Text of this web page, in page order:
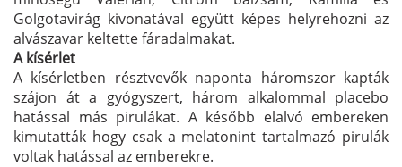
Golgotavirág kivonatával együtt képes helyrehozni az
alvászavar keltette fáradalmakat.
A kísérlet
A kísérletben résztvevők naponta háromszor kapták
szájon át a gyógyszert, három alkalommal placebo
hatással más pirulákat. A később elalvó embereken
kimutatták hogy csak a melatonint tartalmazó pirulák
voltak hatással az emberekre.